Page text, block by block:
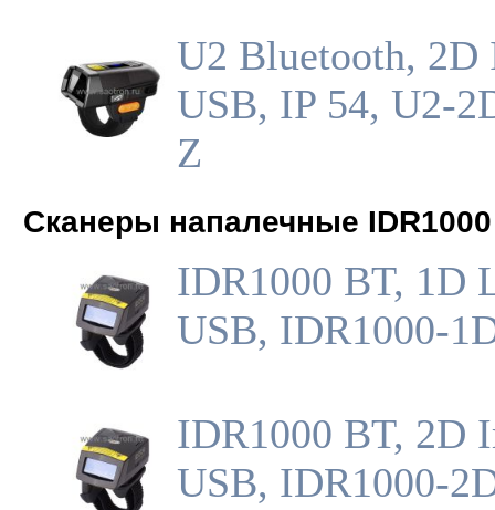
U2 Bluetooth, 2D
USB, IP 54, U2-
Z
Сканеры напалечные IDR1000
IDR1000 BT, 1D
USB, IDR1000-
IDR1000 BT, 2D
USB, IDR1000-